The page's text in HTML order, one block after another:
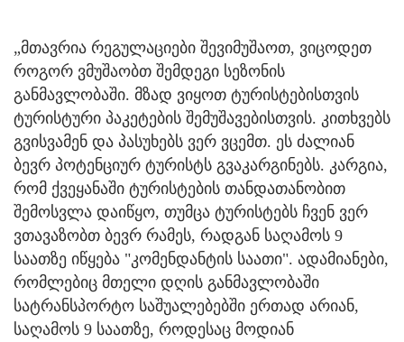
„მთავრია რეგულაციები შევიმუშაოთ, ვიცოდეთ
როგორ ვმუშაობთ შემდეგი სეზონის
განმავლობაში. მზად ვიყოთ ტურისტებისთვის
ტურისტური პაკეტების შემუშავებისთვის. კითხვებს
გვისვამენ და პასუხებს ვერ ვცემთ. ეს ძალიან
ბევრ პოტენციურ ტურისტს გვაკარგინებს. კარგია,
რომ ქვეყანაში ტურისტების თანდათანობით
შემოსვლა დაიწყო, თუმცა ტურისტებს ჩვენ ვერ
ვთავაზობთ ბევრ რამეს, რადგან საღამოს 9
საათზე იწყება "კომენდანტის საათი". ადამიანები,
რომლებიც მთელი დღის განმავლობაში
სატრანსპორტო საშუალებებში ერთად არიან,
საღამოს 9 საათზე, როდესაც მოდიან